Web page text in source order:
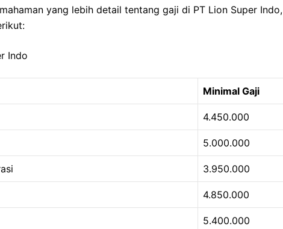
yang lebih detail tentang gaji di PT Lion Super Indo,
Indo
Minimal Gaji
4.450.000
5.000.000
3.950.000
4.850.000
5.400.000